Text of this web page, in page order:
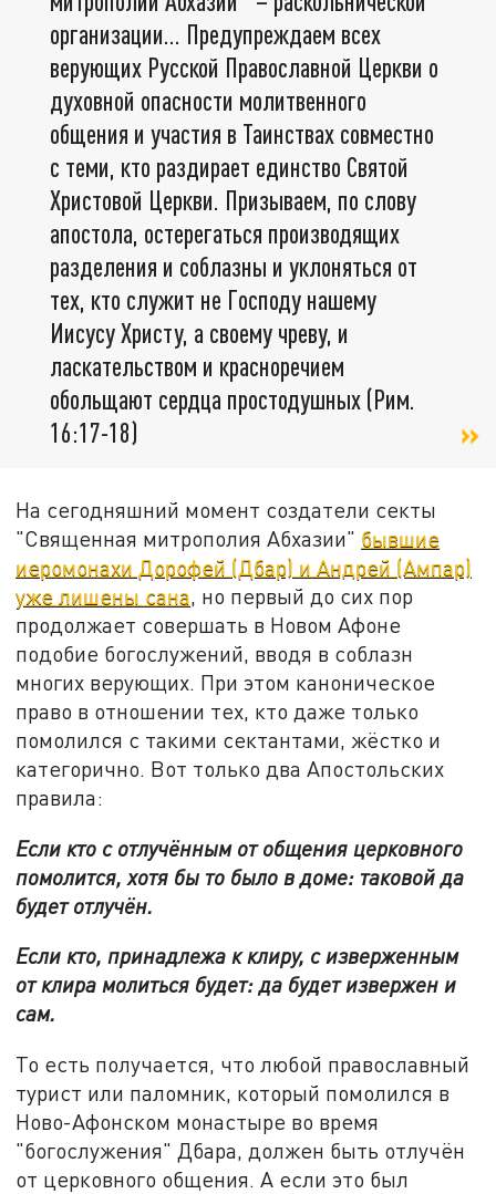
организации... Предупреждаем всех
верующих Русской Православной Церкви о
духовной опасности молитвенного
общения и участия в Таинствах совместно
с теми, кто раздирает единство Святой
Христовой Церкви. Призываем, по слову
апостола, остерегаться производящих
разделения и соблазны и уклоняться от
тех, кто служит не Господу нашему
Иисусу Христу, а своему чреву, и
ласкательством и красноречием
обольщают сердца простодушных (Рим.
16:17-18)
На сегодняшний момент создатели секты
"Священная митрополия Абхазии" бывшие
иеромонахи Дорофей (Дбар) и Андрей (Ампар)
уже лишены сана, но первый до сих пор
продолжает совершать в Новом Афоне
подобие богослужений, вводя в соблазн
многих верующих. При этом каноническое
право в отношении тех, кто даже только
помолился с такими сектантами, жёстко и
категорично. Вот только два Апостольских
правила:
Если кто с отлучённым от общения церковного
помолится, хотя бы то было в доме: таковой да
будет отлучён.
Если кто, принадлежа к клиру, с изверженным
от клира молиться будет: да будет извержен и
сам.
То есть получается, что любой православный
турист или паломник, который помолился в
Ново-Афонском монастыре во время
"богослужения" Дбара, должен быть отлучён
от церковного общения. А если это был